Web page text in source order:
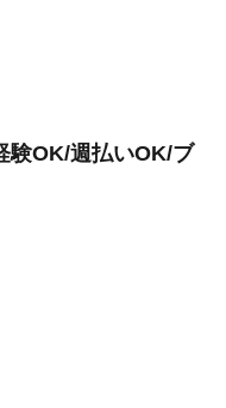
験OK/週払いOK/ブ